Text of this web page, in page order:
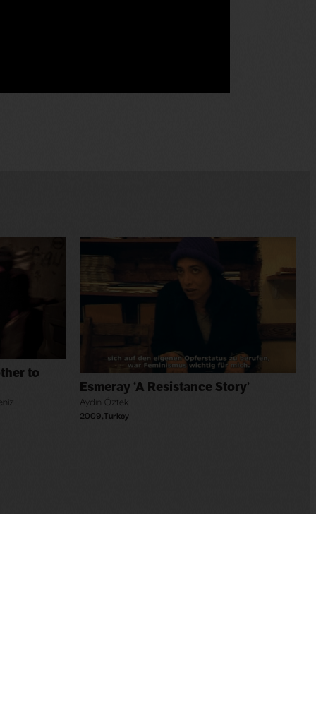
to
Esmeray ‘A Resistance Story’
Aydın Öztek
2009,Turkey